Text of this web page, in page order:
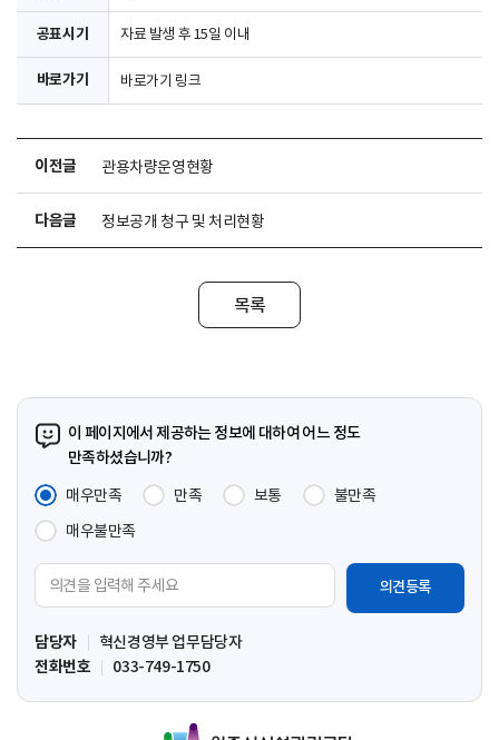
공표시기 자료 발생 후 15일 이내
바로가기 바로가기 링크
이전글 관용차량운영현황
다음글 정보공개 청구 및 처리현황
목록
이 페이지에서 제공하는 정보에 대하여 어느 정도
만족하셨습니까?
매우만족
만족 보통
불만족
매우불만족
견
입
력
담당자
혁신경영부 업무담당자
전화번호
033-749-1750